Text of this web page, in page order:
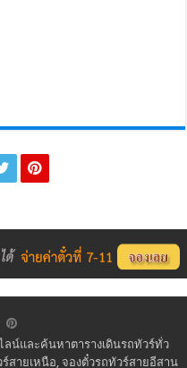
ลน์และค้นหาตารางเดินรถทัวร์ทั่ว
สายเหนือ, จองตั๋วรถทัวร์สายอีสาน